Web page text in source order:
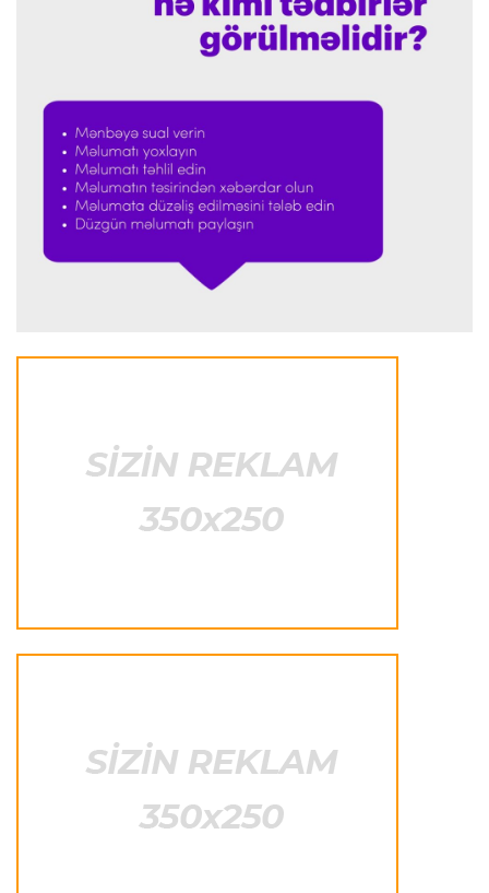
“Portu” doğma meydanda qalib gəldi
Formula-1
Verstappen Niderland Qran-prisinin "Formula-
1"ə qayıdışından danışdı
Rassel “Mercedes”in uğurunun sirrini açıqladı
İtaliya S.A. 22:26 09.08.2026
pəncərəsinin bağlanması absurddur”
“Komo” “Çelsi”nin müdafiəçisini transfer etdi
22:10 09.08.2026
“Real”ın futbolçusu İngiltərəyə getməkdən